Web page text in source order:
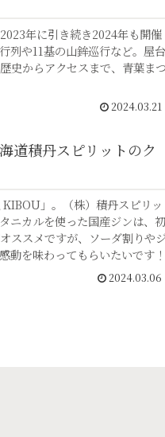
年に引き続き2024年も開催
列や11基の山鉾巡行など。屋台
史からアクセスまで、青葉まつ
2024.03.21
道積丹スピリットのク
」。（株）積丹スピリッ
ニカルを使った国産ジンは、初
ススメですが、ソーダ割りや
動を味わってもらいたいです！
2024.03.06